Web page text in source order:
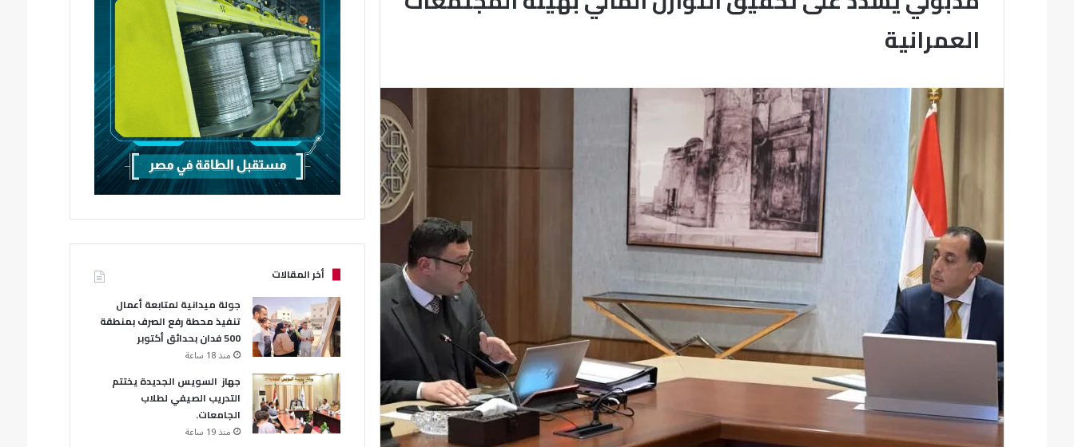
العمرانية
أخر المقالات
جولة ميدانية لمتابعة أعمال
تنفيذ محطة رفع الصرف بمنطقة
500 فدان بحدائق أكتوبر
منذ 18 ساعة
جهاز السويس الجديدة يختتم
التدريب الصيفي لطلاب
الجامعات.
منذ 19 ساعة